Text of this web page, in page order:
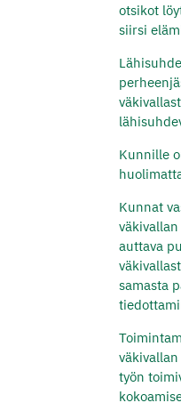
otsikot
siirsi
Kunnille
Kunnat
auttava
samasta
työn